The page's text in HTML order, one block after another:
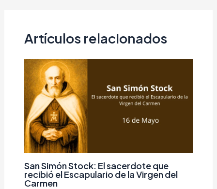
Artículos relacionados
San Simón Stock: El sacerdote que
recibió el Escapulario de la Virgen del
Carmen